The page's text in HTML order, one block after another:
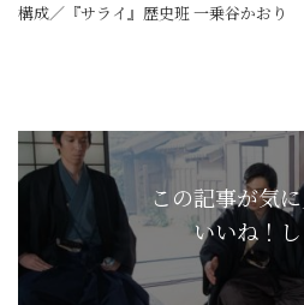
構成／『サライ』歴史班 一乗谷かおり
この記事が気
いいね！